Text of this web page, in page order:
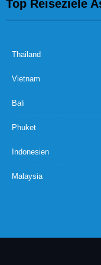
Top Reiseziele
Thailand
Vietnam
Bali
Phuket
Indonesien
Malaysia